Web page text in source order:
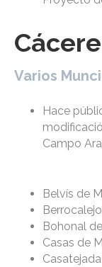
Varios
Hace
Campo
Belvís de
Berrocalejo
Bohonal
Casas de
Casatejada